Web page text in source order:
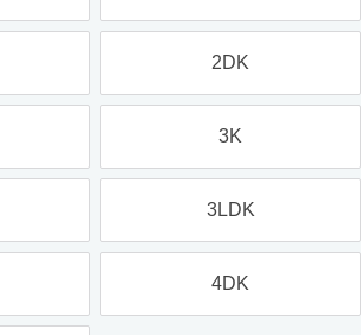
2DK
3K
3LDK
4DK